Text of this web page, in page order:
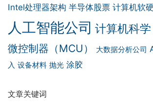
Intel处理器架构 半导体股票 计算机软
人工智能公司 计算机科学
微控制器（MCU） 大数据分析公司
入 设备材料 抛光 涂胶
文章关键词